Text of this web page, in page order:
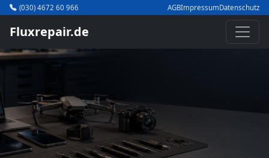
(030) 4672 60 966 AGBImpressumDatenschutz
Fluxrepair.de